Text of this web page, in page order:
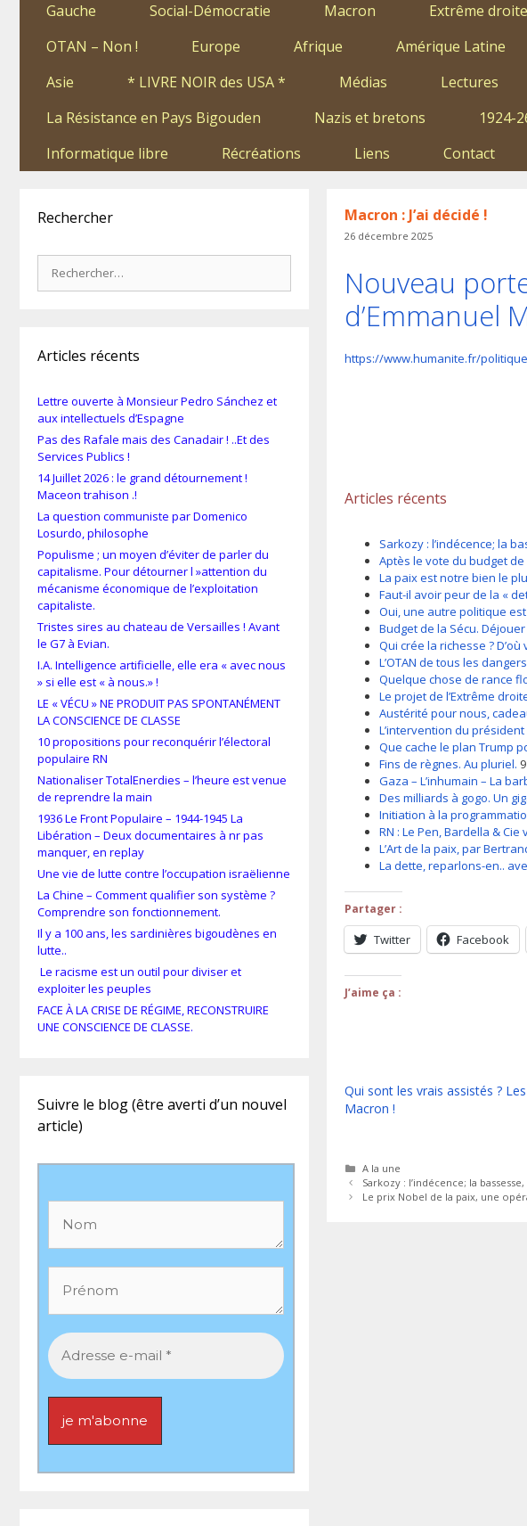
Gauche
Social-Démocratie Macron Extrême droite
OTAN – Non !
Europe Afrique Amérique Latine
Asie
* LIVRE NOIR des USA * Médias Lectures
La Résistance en Pays Bigouden
Nazis et bretons 1924-
Informatique libre
Récréations Liens Contact
Macron : J’ai décidé !
26 décembre 2025
Nouveau
d’Emmanuel
https://www.humanite.fr/
Articles récents
Sarkozy : l’indécence; la
Aptès le vote du budget de
La paix est notre bien le
Faut-il avoir peur de la «
Oui, une autre politique
Budget de la Sécu.
Qui crée la richesse ?
L’OTAN de tous les
Quelque chose de rance
Le projet de l’Extrême
Austérité pour nous,
L’intervention du
Que cache le plan Trump
Fins de règnes. Au pluriel.
Gaza – L’inhumain – La
Des milliards à gogo. Un
Initiation à la
RN : Le Pen, Bardella &
L’Art de la paix, par
La dette, reparlons-en..
Partager :
Twitter Facebook
J’aime ça :
Qui sont les vrais assistés ?
Macron !
Catégories
A la une
Sarkozy : l’indécence; la
Le prix Nobel de la paix, une
Rechercher
Articles récents
Lettre ouverte à Monsieur Pedro Sánchez et
aux intellectuels d’Espagne
Pas des Rafale mais des Canadair ! ..Et des
Services Publics !
14 Juillet 2026 : le grand détournement !
Maceon trahison .!
La question communiste par Domenico
Losurdo, philosophe
Populisme ; un moyen d’éviter de parler du
capitalisme. Pour détourner l »attention du
mécanisme économique de l’exploitation
capitaliste.
Tristes sires au chateau de Versailles ! Avant
le G7 à Evian.
I.A. Intelligence artificielle, elle era « avec nous
» si elle est « à nous.» !
LE « VÉCU » NE PRODUIT PAS SPONTANÉMENT
LA CONSCIENCE DE CLASSE
10 propositions pour reconquérir l’électoral
populaire RN
Nationaliser TotalEnerdies – l’heure est venue
de reprendre la main
1936 Le Front Populaire – 1944-1945 La
Libération – Deux documentaires à nr pas
manquer, en replay
Une vie de lutte contre l’occupation israëlienne
La Chine – Comment qualifier son système ?
Comprendre son fonctionnement.
Il y a 100 ans, les sardinières bigoudènes en
lutte..
Le racisme est un outil pour diviser et
exploiter les peuples
FACE À LA CRISE DE RÉGIME, RECONSTRUIRE
UNE CONSCIENCE DE CLASSE.
Suivre le blog (être averti d’un nouvel
article)